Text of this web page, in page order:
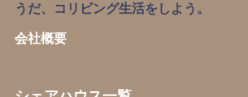
うだ、コリビング生活をしよう。
会社概要